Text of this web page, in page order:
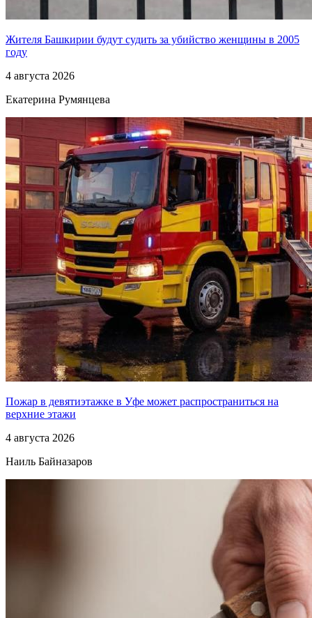
Жителя Башкирии будут судить за убийство женщины в 2005
году
4 августа 2026
Екатерина Румянцева
Пожар в девятиэтажке в Уфе может распространиться на
верхние этажи
4 августа 2026
Наиль Байназаров